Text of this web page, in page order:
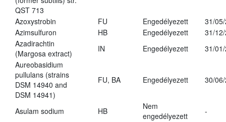
QST 713
Azoxystrobin FU Engedélyezett
31/
Azimsulfuron
HB Engedélyezett
31/
Azadirachtin
(Margosa extract)
IN Engedélyezett
31/
Aureobasidium
pullulans (strains
DSM 14940 and
DSM 14941)
FU, BA Engedélyezett 30/
Asulam sodium HB
Nem
engedélyezett
-